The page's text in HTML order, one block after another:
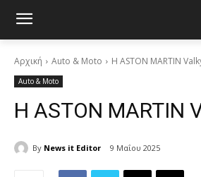
Αρχική Auto & Moto H ASTON MARTIN
Auto & Moto
H ASTON MARTIN
By News it Editor 9 Μαΐου 2025